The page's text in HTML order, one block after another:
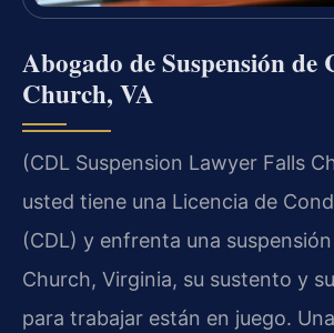
Abogado de Suspensión de
Church, VA
(CDL Suspension Lawyer Falls
usted tiene una Licencia de
(CDL) y enfrenta una
Church, Virginia, su sustento y
para trabajar están en juego.